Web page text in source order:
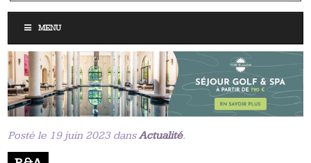
MENU
Posté le 19 juin 2023 dansActualité.